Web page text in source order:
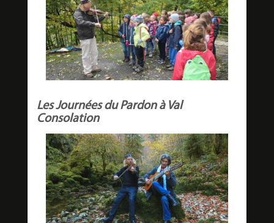
Les Journées du Pardon à Val
Consolation